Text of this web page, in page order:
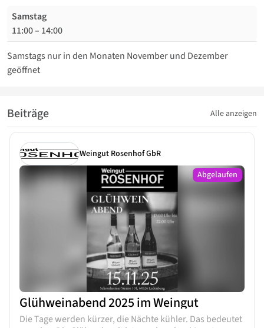
Samstag
11:00– 14:00
Samstags nur in den Monaten November und Dezember
geöffnet
Beiträge Alle anzeigen
Weingut Rosenhof GbR
Abgelaufen
Glühweinabend 2025 im Weingut
Die Tage werden kürzer, die Nächte kühler. Das bedeutet